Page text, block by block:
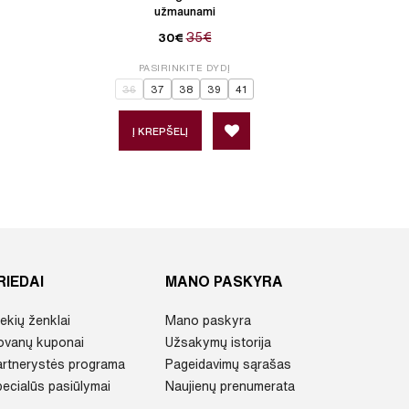
užmaunami
30€ 35€
PASIRINKITE DYDĮ
36 37 38 39 41
Į KREPŠELĮ
ženklai
kuponai
programa
pasiūlymai
MANO PASKYRA
Mano paskyra
Užsakymų istorija
Pageidavimų sąrašas
Naujienų prenumerata